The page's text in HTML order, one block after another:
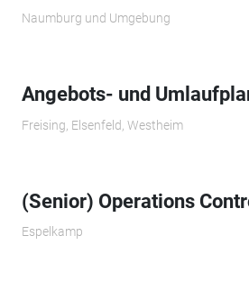
Naumburg und Umgebung
Angebots- und
Freising, Elsenfeld, Westheim
(Senior) Operations
Espelkamp